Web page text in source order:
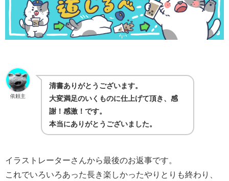
依頼主
清書ありがとうございます。
大変満足のいくものに仕上げて頂き、感
謝！感激！です。
本当にありがとうございました。
イラストレーターさんから最後のお返事です。
これでいろいろあった長き楽しかったやりとりも終わり、